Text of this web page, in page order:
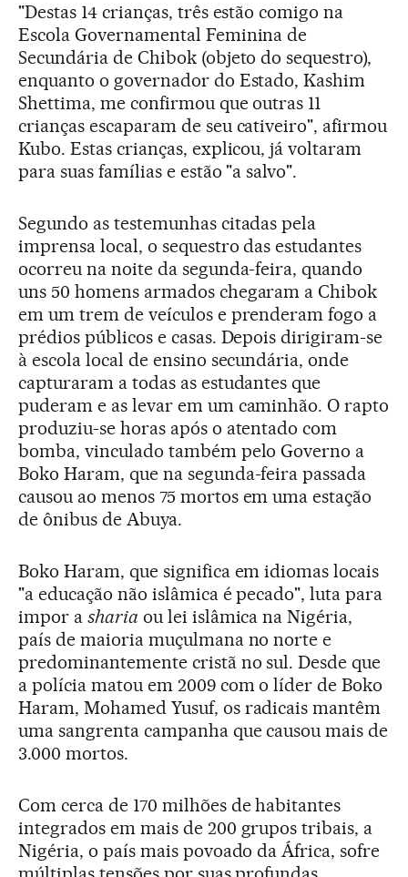
"Destas 14 crianças, três estão comigo na
Escola Governamental Feminina de
Secundária de Chibok (objeto do sequestro),
enquanto o governador do Estado, Kashim
Shettima, me confirmou que outras 11
crianças escaparam de seu cativeiro", afirmou
Kubo. Estas crianças, explicou, já voltaram
para suas famílias e estão "a salvo".
Segundo as testemunhas citadas pela
imprensa local, o sequestro das estudantes
ocorreu na noite da segunda-feira, quando
uns 50 homens armados chegaram a Chibok
em um trem de veículos e prenderam fogo a
prédios públicos e casas. Depois dirigiram-se
à escola local de ensino secundária, onde
capturaram a todas as estudantes que
puderam e as levar em um caminhão. O rapto
produziu-se horas após o atentado com
bomba, vinculado também pelo Governo a
Boko Haram, que na segunda-feira passada
causou ao menos 75 mortos em uma estação
de ônibus de Abuya.
Boko Haram, que significa em idiomas locais
"a educação não islâmica é pecado", luta para
impor a sharia ou lei islâmica na Nigéria,
país de maioria muçulmana no norte e
predominantemente cristã no sul. Desde que
a polícia matou em 2009 com o líder de Boko
Haram, Mohamed Yusuf, os radicais mantêm
uma sangrenta campanha que causou mais de
3.000 mortos.
Com cerca de 170 milhões de habitantes
integrados em mais de 200 grupos tribais, a
Nigéria, o país mais povoado da África, sofre